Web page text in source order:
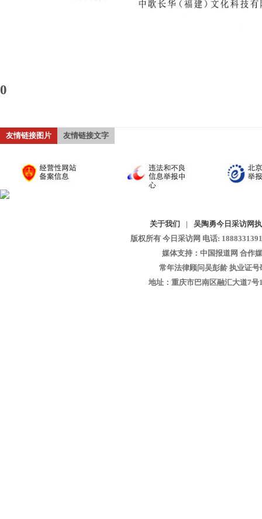
0
友情链接图片 友情链接文字
关于我们 |
吴陶勇今日采访网
版权所有 今日采访网 电话:
媒体支持：中国报道网 合作
常年法律顾问吴彭龄 执业证
地址：重庆市巴南区融汇大道7号